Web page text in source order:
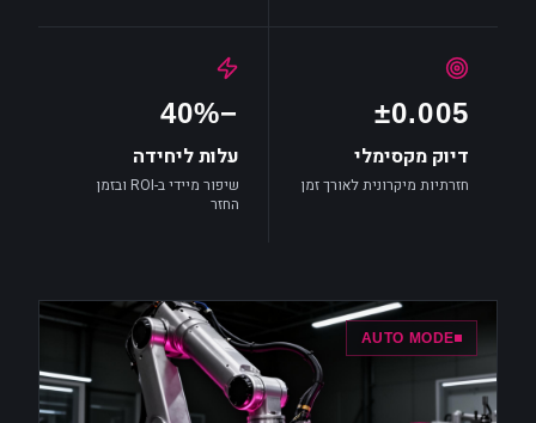
AUTO MODE
±0.005
דיוק מקסימלי
חזרתיות מיקרונית לאורך זמן
−40%
עלות ליחידה
שיפור מיידי ב-ROI ובזמן
החזר